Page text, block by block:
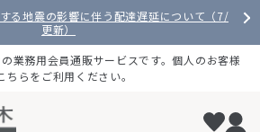
る地震の影響に伴う配達遅延について（7/28
更新）
業務用会員通販サービスです。個人のお客様
ちらをご利用ください。